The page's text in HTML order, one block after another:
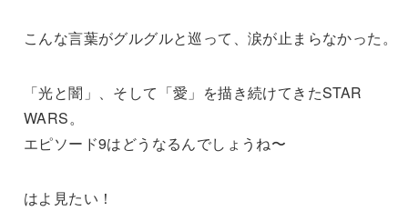
こんな言葉がグルグルと巡って、涙が止まらなかった。
「光と闇」、そして「愛」を描き続けてきたSTAR
WARS。
エピソード9はどうなるんでしょうね〜
はよ見たい！